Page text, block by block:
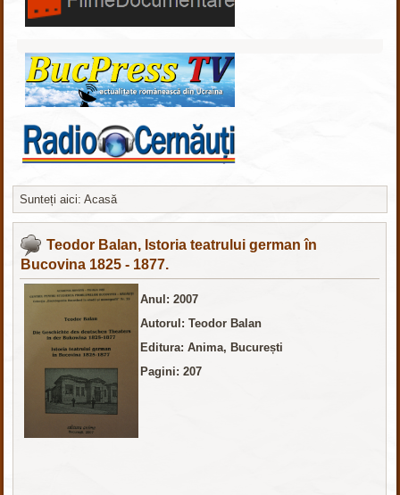
Sunteți aici:Acasă
Teodor Balan, Istoria teatrului german în
Bucovina 1825 - 1877.
Anul: 2007
Autorul: Teodor Balan
Editura: Anima, București
Pagini: 207